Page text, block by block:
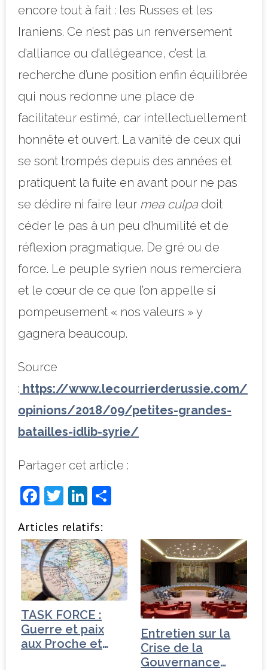
encore tout à fait : les Russes et les
Iraniens. Ce n’est pas un renversement
d’alliance ou d’allégeance, c’est la
recherche d’une position enfin équilibrée
qui nous redonne une place de
facilitateur estimé, car intellectuellement
honnête et ouvert. La vanité de ceux qui
se sont trompés depuis des années et
pratiquent la fuite en avant pour ne pas
se dédire ni faire leur mea culpa doit
céder le pas à un peu d’humilité et de
réflexion pragmatique. De gré ou de
force. Le peuple syrien nous remerciera
et le cœur de ce que l’on appelle si
pompeusement « nos valeurs » y
gagnera beaucoup.
Source
: https://www.lecourrierderussie.com/
opinions/2018/09/petites-grandes-
batailles-idlib-syrie/
Partager cet article :
F
c
e
b
o
o
k
T
it
t
e
r
Li
k
e
dI
n
ta
g
e
r
Articles relatifs:
TASK FORCE :
Guerre et paix
aux Proche et
Entretien sur la
Crise de la
Gouvernance